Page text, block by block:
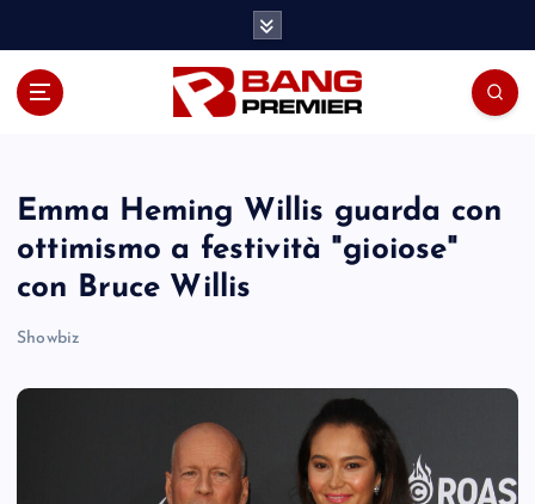
Emma Heming Willis guarda con
ottimismo a festività "gioiose"
con Bruce Willis
Showbiz